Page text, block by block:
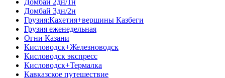
Домбай 3дн/2н
Грузия:Кахетия+вершины Казбеги
Грузия еженедельная
Огни Казани
Кисловодск+Железноводск
Кисловодск экспресс
Кисловодск+Термалка
Кавказское путешествие